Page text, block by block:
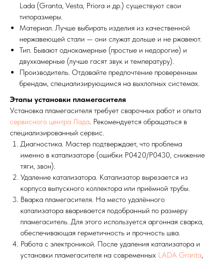
Lada (Granta, Vesta, Priora и др.) существуют свои
типоразмеры.
Материал. Лучше выбирать изделия из качественной
нержавеющей стали — они служат дольше и не ржавеют.
Тип. Бывают однокамерные (простые и недорогие) и
двухкамерные (лучше гасят звук и температуру).
Производитель. Отдавайте предпочтение проверенным
брендам, специализирующимся на выхлопных системах.
Этапы установки пламегасителя
Установка пламегасителя требует сварочных работ и опыта
сервисного центра Лада . Рекомендуется обращаться в
специализированный сервис.
Диагностика. Мастер подтверждает, что проблема
именно в катализаторе (ошибки P0420/P0430, снижение
тяги, звон).
Удаление катализатора. Катализатор вырезается из
корпуса выпускного коллектора или приёмной трубы.
Вварка пламегасителя. На место удалённого
катализатора вваривается подобранный по размеру
пламегаситель. Для этого используется аргонная сварка,
обеспечивающая герметичность и прочность шва.
Работа с электроникой. После удаления катализатора и
установки пламегасителя на современных LADA Granta